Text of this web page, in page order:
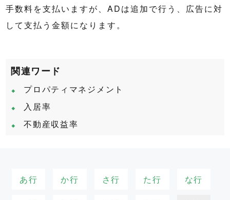
手数料を支払いますが、ADは追加で行う、広告に対
して支払う金額になります。
関連ワード
プロパティマネジメント
入居率
不動産収益率
あ行 か行 さ行 た行 な行